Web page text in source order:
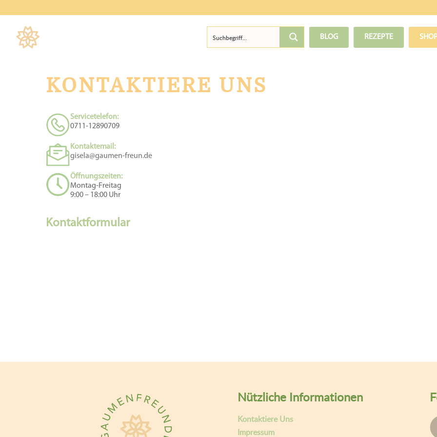
BLOG REZEPTE
KONTAKTIERE UNS
Servicetelefon:
0711-12890709
Kontaktemail:
gisela@gaumen-freun.de
Öffnungszeiten:
Montag-Freitag
9:00 – 18:00 Uhr
Kontaktformular
Nützliche Informationen
Kontaktiere Uns
Impressum